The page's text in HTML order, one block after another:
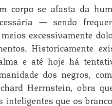
corpo se afasta da
— sendo
excessivamente
Historicamente
e até hoje há
dos negros,
Herrnstein, obra
inteligentes que os